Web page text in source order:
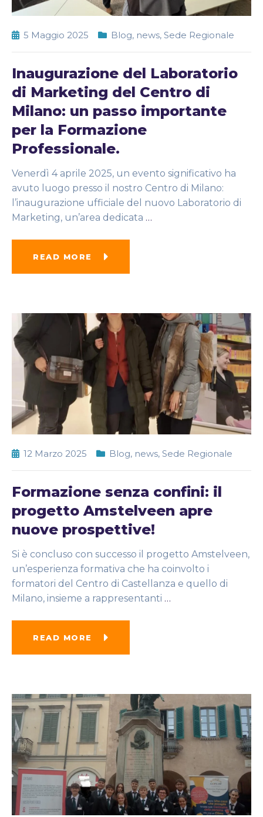
5 Maggio 2025 Blog, news, Sede Regionale
Inaugurazione del Laboratorio
di Marketing del Centro di
Milano: un passo importante
per la Formazione
Professionale.
Venerdì 4 aprile 2025, un evento significativo ha
avuto luogo presso il nostro Centro di Milano:
l’inaugurazione ufficiale del nuovo Laboratorio di
Marketing, un’area dedicata …
READ MORE
12 Marzo 2025 Blog, news, Sede Regionale
Formazione senza confini: il
progetto Amstelveen apre
nuove prospettive!
Si è concluso con successo il progetto Amstelveen,
un’esperienza formativa che ha coinvolto i
formatori del Centro di Castellanza e quello di
Milano, insieme a rappresentanti …
READ MORE